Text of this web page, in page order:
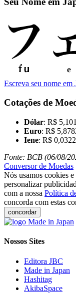
Escreva seu nome em
Cotações de
Dólar: R$
Euro: R$
Iene: R$ 0,0322
Fonte: BCB (06/08/
Conversor de Moedas
Nós usamos cookies
personalizar
com a nossa Política
concorda com estas
concordar
Nossos Sites
Editora JBC
Made in Japan
Hashitag
AkibaSpace